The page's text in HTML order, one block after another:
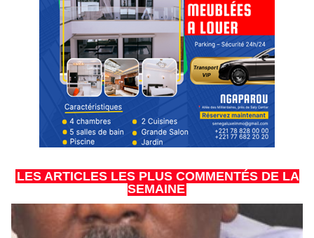
LES ARTICLES LES PLUS COMMENTÉS DE LA
SEMAINE